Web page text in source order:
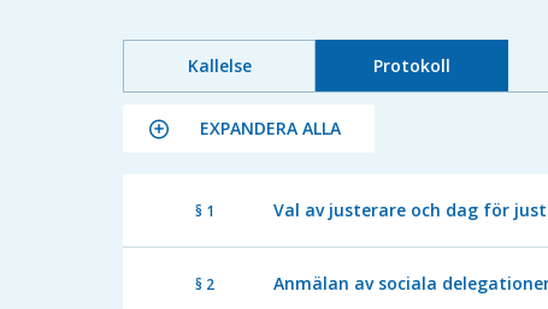
Kallelse Protokoll
EXPANDERA ALLA
§ 1 Val av justerare och dag för
§ 2 Anmälan av sociala